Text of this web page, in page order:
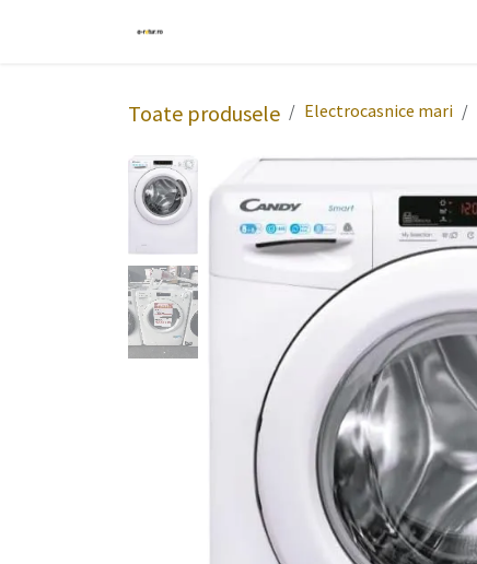
Toate produsele Electrocasnice mari